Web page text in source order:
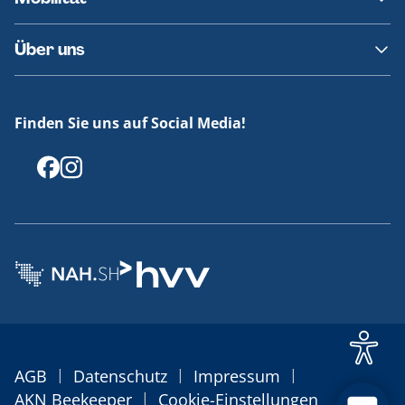
Fundsachen
Häufige Fragen
Barrierefreies Reisen
Erklärung Barrierefreiheit
Über uns
Offenlegungen
Finden Sie uns auf Social Media!
AGB | Datenschutz | Impressum |
AKN Beekeeper | Cookie-Einstellungen